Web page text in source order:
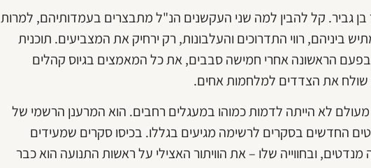
בן גביר. קל להבין למה שני העקשנים הנ"ל מתבצרים בעמדותיהם, למרות
רווי התדרוכים והעלבונות, רק ירחיק את המצביעים. תוכנית
הראשונה אחרי חמישה סבבים, את כל המאמצים בגיוס קהלים
את הצדדים למלחמות אחים.
לא הייתה לדמות כמוהו במעגלים רחבים. הוא המרענן הרשמי של
החדשים בסקרים לרשימה מגיעים בגללו. בכיסו סקרים שמעידים
ובחווייה שלו – את הוויתור האצילי על ראשות התנועה הוא כבר